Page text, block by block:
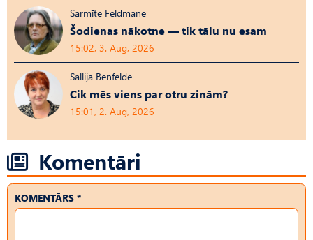
Sarmīte Feldmane
Šodienas nākotne — tik tālu nu esam
15:02, 3. Aug, 2026
Sallija Benfelde
Cik mēs viens par otru zinām?
15:01, 2. Aug, 2026
Komentāri
KOMENTĀRS *